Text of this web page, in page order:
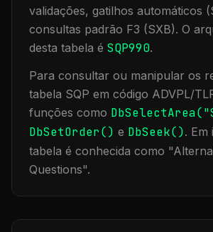
validações, gatilhos automáticos
consultas padrão F3 (SXB). O
desta tabela é SQP990.
Para consultar ou manipular os
tabela SQP em código ADVPL/
funções como DbSelectArea("
DbSetOrder() e DbSeek(). Em
tabela é conhecida como "
Questions".